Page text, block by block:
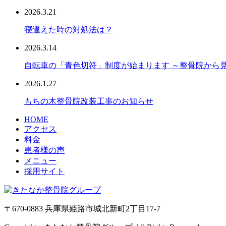
2026.3.21
寝違えた時の対処法は？
2026.3.14
自転車の「青色切符」制度が始まります ～整骨院から
2026.1.27
もちの木整骨院改装工事のお知らせ
HOME
アクセス
料金
患者様の声
メニュー
採用サイト
〒670-0883 兵庫県姫路市城北新町2丁目17-7